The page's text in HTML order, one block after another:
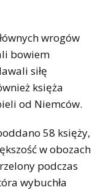
wrogów
bowiem
siłę
księża
od Niemców.
58 księży,
w obozach
podczas
wybuchła